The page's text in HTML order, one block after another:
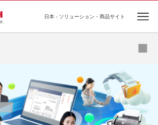
日本 - ソリューション・商品サイト
ェア